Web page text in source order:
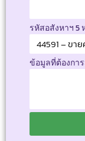
รหัสอสังหาฯ 5
ข้อมูลที่ต้องกา